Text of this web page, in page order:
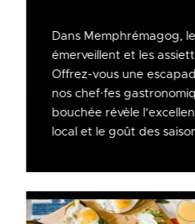
Dans Memphrémagog,
émerveillent et les
Offrez-vous une
nos chef·fes
bouchée révèle
local et le goût des